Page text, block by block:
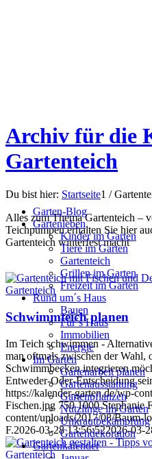
Garten-Blog
Gartenleben
Kinder im Garten
Tiere im Garten
Gartenteich
Grillen im Garten
Freizeit im Garten
Rund um´s Haus
Bauen
Für´s Haus
Immobilien
Energie
Im Garten
Gartenarbeit planen
Gartenausstattung
Gartenpflanzen
Nützlinge im Garten
Unkrautbekämpfung
Gartendekoration
Gartenkalender
Archiv für die
Gartenteich
Du bist hier: Startseite1 /
Alles zum Thema Gartenteich –
Teichpumpen erhalten Sie hier
Gartenteich winterfest macht
Gartenteich
Schwimmteich planen
Im Teich schwimmen -
man oftmals zwischen der Wahl,
Schwimmbecken integrieren
Entweder-Oder-Entscheidung
https://kalender-garten.de/wp-
Fischen.jpg 750 1000 Stephanie
content/uploads/2017/08/Baum-
F.2026-03-28 13:56:522026-03-
Gartenteich